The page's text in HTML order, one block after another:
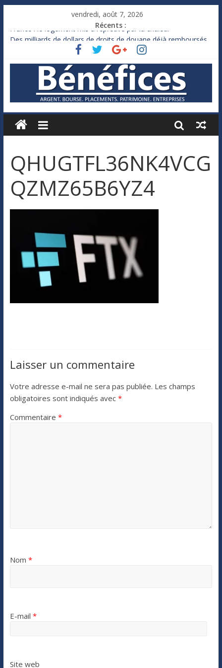
vendredi, août 7, 2026
Récents :
France : le logement mis à l’épreuve par la chaleur
Des milliards de dollars de droits de douane déjà remboursés
Royaume-Uni : Andy Burnham recule sur l’impôt
Xavier Niel, le milliardaire qui ne touche presque rien
Ruée des fortunes russes vers l’étranger
QHUGTFL36NK4VCG
QZMZ65B6YZ4
Laisser un commentaire
Votre adresse e-mail ne sera pas publiée. Les champs
obligatoires sont indiqués avec *
Commentaire *
Nom *
E-mail *
Site web